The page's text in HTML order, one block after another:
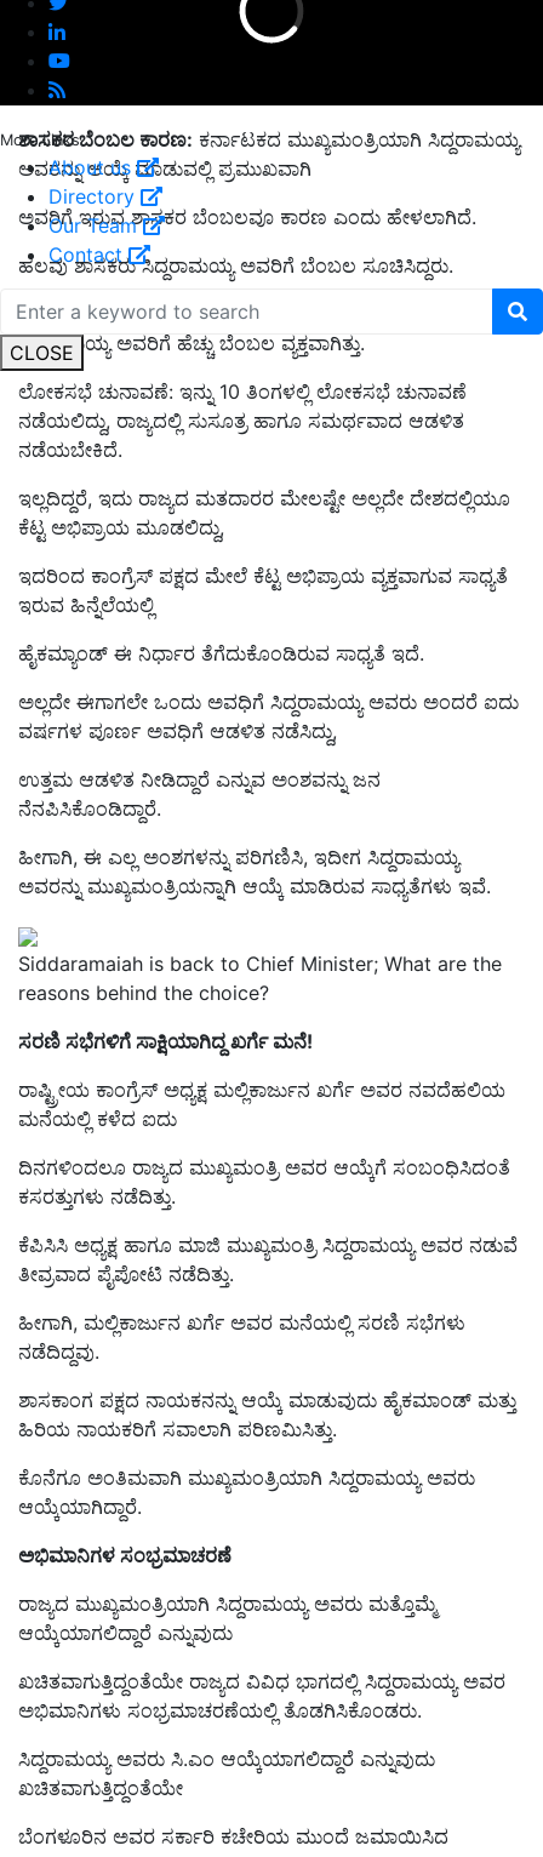
More Links
About us
Directory
Our Team
Contact
CLOSE
ಶಾಸಕರ ಬೆಂಬಲ ಕಾರಣ: ಕರ್ನಾಟಕದ ಮುಖ್ಯಮಂತ್ರಿಯಾಗಿ ಸಿದ್ದರಾಮಯ್ಯ
ಅವರನ್ನು ಆಯ್ಕೆ ಮಾಡುವಲ್ಲಿ ಪ್ರಮುಖವಾಗಿ
ಅವರಿಗೆ ಇರುವ ಶಾಸಕರ ಬೆಂಬಲವೂ ಕಾರಣ ಎಂದು ಹೇಳಲಾಗಿದೆ.
ಹಲವು ಶಾಸಕರು ಸಿದ್ದರಾಮಯ್ಯ ಅವರಿಗೆ ಬೆಂಬಲ ಸೂಚಿಸಿದ್ದರು.
ಕೆಪಿಸಿಸಿ ಅಧ್ಯಕ್ಷ ಡಿ.ಕೆ ಶಿವಕುಮಾರ್‌ ಅವರಿಗೆ ಹೋಲಿಕೆ ಮಾಡಿದರೆ,
ಸಿದ್ದರಾಮಯ್ಯ ಅವರಿಗೆ ಹೆಚ್ಚು ಬೆಂಬಲ ವ್ಯಕ್ತವಾಗಿತ್ತು.
ಲೋಕಸಭೆ ಚುನಾವಣೆ: ಇನ್ನು 10 ತಿಂಗಳಲ್ಲಿ ಲೋಕಸಭೆ ಚುನಾವಣೆ
ನಡೆಯಲಿದ್ದು, ರಾಜ್ಯದಲ್ಲಿ ಸುಸೂತ್ರ ಹಾಗೂ ಸಮರ್ಥವಾದ ಆಡಳಿತ
ನಡೆಯಬೇಕಿದೆ.
ಇಲ್ಲದಿದ್ದರೆ, ಇದು ರಾಜ್ಯದ ಮತದಾರರ ಮೇಲಷ್ಟೇ ಅಲ್ಲದೇ ದೇಶದಲ್ಲಿಯೂ
ಕೆಟ್ಟ ಅಭಿಪ್ರಾಯ ಮೂಡಲಿದ್ದು,
ಇದರಿಂದ ಕಾಂಗ್ರೆಸ್‌ ಪಕ್ಷದ ಮೇಲೆ ಕೆಟ್ಟ ಅಭಿಪ್ರಾಯ ವ್ಯಕ್ತವಾಗುವ ಸಾಧ್ಯತೆ
ಇರುವ ಹಿನ್ನೆಲೆಯಲ್ಲಿ
ಹೈಕಮ್ಯಾಂಡ್‌ ಈ ನಿರ್ಧಾರ ತೆಗೆದುಕೊಂಡಿರುವ ಸಾಧ್ಯತೆ ಇದೆ.
ಅಲ್ಲದೇ ಈಗಾಗಲೇ ಒಂದು ಅವಧಿಗೆ ಸಿದ್ದರಾಮಯ್ಯ ಅವರು ಅಂದರೆ ಐದು
ವರ್ಷಗಳ ಪೂರ್ಣ ಅವಧಿಗೆ ಆಡಳಿತ ನಡೆಸಿದ್ದು,
ಉತ್ತಮ ಆಡಳಿತ ನೀಡಿದ್ದಾರೆ ಎನ್ನುವ ಅಂಶವನ್ನು ಜನ
ನೆನಪಿಸಿಕೊಂಡಿದ್ದಾರೆ.
ಹೀಗಾಗಿ, ಈ ಎಲ್ಲ ಅಂಶಗಳನ್ನು ಪರಿಗಣಿಸಿ, ಇದೀಗ ಸಿದ್ದರಾಮಯ್ಯ
ಅವರನ್ನು ಮುಖ್ಯಮಂತ್ರಿಯನ್ನಾಗಿ ಆಯ್ಕೆ ಮಾಡಿರುವ ಸಾಧ್ಯತೆಗಳು ಇವೆ.
Siddaramaiah is back to Chief Minister; What are the
reasons behind the choice?
ಸರಣಿ ಸಭೆಗಳಿಗೆ ಸಾಕ್ಷಿಯಾಗಿದ್ದ ಖರ್ಗೆ ಮನೆ!
ರಾಷ್ಟ್ರೀಯ ಕಾಂಗ್ರೆಸ್‌ ಅಧ್ಯಕ್ಷ ಮಲ್ಲಿಕಾರ್ಜುನ ಖರ್ಗೆ ಅವರ ನವದೆಹಲಿಯ
ಮನೆಯಲ್ಲಿ ಕಳೆದ ಐದು
ದಿನಗಳಿಂದಲೂ ರಾಜ್ಯದ ಮುಖ್ಯಮಂತ್ರಿ ಅವರ ಆಯ್ಕೆಗೆ ಸಂಬಂಧಿಸಿದಂತೆ
ಕಸರತ್ತುಗಳು ನಡೆದಿತ್ತು.
ಕೆಪಿಸಿಸಿ ಅಧ್ಯಕ್ಷ ಹಾಗೂ ಮಾಜಿ ಮುಖ್ಯಮಂತ್ರಿ ಸಿದ್ದರಾಮಯ್ಯ ಅವರ ನಡುವೆ
ತೀವ್ರವಾದ ಪೈಪೋಟಿ ನಡೆದಿತ್ತು.
ಹೀಗಾಗಿ, ಮಲ್ಲಿಕಾರ್ಜುನ ಖರ್ಗೆ ಅವರ ಮನೆಯಲ್ಲಿ ಸರಣಿ ಸಭೆಗಳು
ನಡೆದಿದ್ದವು.
ಶಾಸಕಾಂಗ ಪಕ್ಷದ ನಾಯಕನನ್ನು ಆಯ್ಕೆ ಮಾಡುವುದು ಹೈಕಮಾಂಡ್‌ ಮತ್ತು
ಹಿರಿಯ ನಾಯಕರಿಗೆ ಸವಾಲಾಗಿ ಪರಿಣಮಿಸಿತ್ತು.
ಕೊನೆಗೂ ಅಂತಿಮವಾಗಿ ಮುಖ್ಯಮಂತ್ರಿಯಾಗಿ ಸಿದ್ದರಾಮಯ್ಯ ಅವರು
ಆಯ್ಕೆಯಾಗಿದ್ದಾರೆ.
ಅಭಿಮಾನಿಗಳ ಸಂಭ್ರಮಾಚರಣೆ
ರಾಜ್ಯದ ಮುಖ್ಯಮಂತ್ರಿಯಾಗಿ ಸಿದ್ದರಾಮಯ್ಯ ಅವರು ಮತ್ತೊಮ್ಮೆ
ಆಯ್ಕೆಯಾಗಲಿದ್ದಾರೆ ಎನ್ನುವುದು
ಖಚಿತವಾಗುತ್ತಿದ್ದಂತೆಯೇ ರಾಜ್ಯದ ವಿವಿಧ ಭಾಗದಲ್ಲಿ ಸಿದ್ದರಾಮಯ್ಯ ಅವರ
ಅಭಿಮಾನಿಗಳು ಸಂಭ್ರಮಾಚರಣೆಯಲ್ಲಿ ತೊಡಗಿಸಿಕೊಂಡರು.
ಸಿದ್ದರಾಮಯ್ಯ ಅವರು ಸಿ.ಎಂ ಆಯ್ಕೆಯಾಗಲಿದ್ದಾರೆ ಎನ್ನುವುದು
ಖಚಿತವಾಗುತ್ತಿದ್ದಂತೆಯೇ
ಬೆಂಗಳೂರಿನ ಅವರ ಸರ್ಕಾರಿ ಕಚೇರಿಯ ಮುಂದೆ ಜಮಾಯಿಸಿದ